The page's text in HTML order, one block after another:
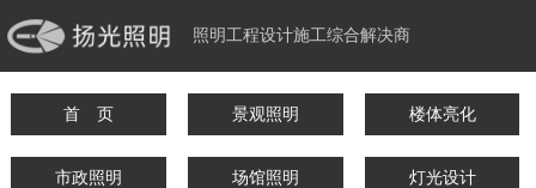
照明工程设计施工综合解决商
首 页 景观照明 楼体亮化
市政照明 场馆照明 灯光设计